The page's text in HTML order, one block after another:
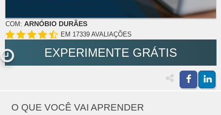
COM: ARNÓBIO DURÃES
EM 17339 AVALIAÇÕES
EXPERIMENTE GRÁTIS
O QUE VOCÊ VAI APRENDER